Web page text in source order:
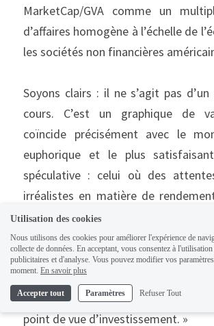
MarketCap/GVA comme un
d’affaires homogène à l’échelle de
les sociétés non financières
Soyons clairs : il ne s’agit pas
cours. C’est un graphique de
coïncide précisément avec le
euphorique et le plus
spéculative : celui où des
irréalistes en matière de
se réalisent malgré tout — par un
spéculatif auto-réalisateur. Si
fonctionnement d’une bulle, ce
fois d’une beauté saisissante d’un
mathématique, et absolument
point de vue d’investissement. »
Utilisation des cookies
Nous utilisons des cookies pour améliorer l'expérience de
collecte de données. En acceptant, vous consentez à
publicitaires et d'analyse. Vous pouvez modifier vos
moment. En savoir plus
Accepter tout Paramètres Refuser Tout